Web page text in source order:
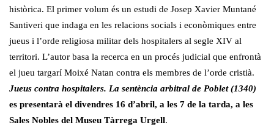
històrica. El primer volum és un estudi de Josep Xavier Muntané
Santiveri que indaga en les relacions socials i econòmiques entre
jueus i l’orde religiosa militar dels hospitalers al segle XIV al
territori. L’autor basa la recerca en un procés judicial que enfrontà
el jueu targarí Moixé Natan contra els membres de l’orde cristià.
Jueus contra hospitalers. La sentència arbitral de Poblet (1340)
es presentarà el divendres 16 d’abril, a les 7 de la tarda, a les
Sales Nobles del Museu Tàrrega Urgell.